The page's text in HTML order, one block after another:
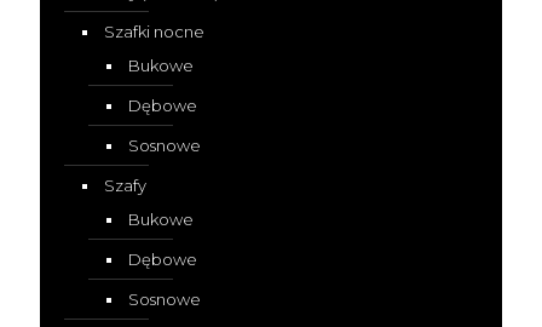
Szafki nocne
Bukowe
Dębowe
Sosnowe
Szafy
Bukowe
Dębowe
Sosnowe